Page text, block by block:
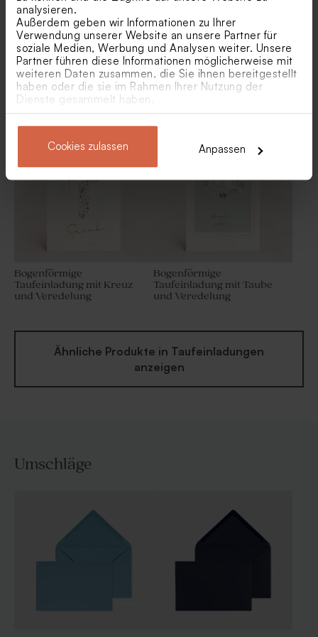
analysieren.
Außerdem geben wir Informationen zu Ihrer
Verwendung unserer Website an unsere Partner für
soziale Medien, Werbung und Analysen weiter. Unsere
Partner führen diese Informationen möglicherweise mit
weiteren Daten zusammen, die Sie ihnen bereitgestellt
haben oder die sie im Rahmen Ihrer Nutzung der
Dienste gesammelt haben.
Cookies zulassen Anpassen
Saure Würfel mit
Gastgeschenk zur Geburt 1
Dunkelblaue
Gastgeschenk zur Geburt 1
kg (± 240 Stück)
Zauberhafte Taufeinladung
mit süßen Waldtieren und
Namen
Taufeinladung mit Elefant
Bogenförmige
Taufeinladung mit Kreuz
und Veredelung
Bogenförmige
Taufeinladung mit Taube
und Veredelung
Ähnliche Produkte in Taufeinladungen
anzeigen
Umschläge